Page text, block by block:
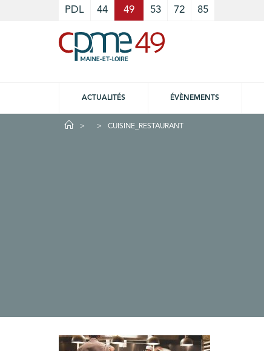
PDL 44 49 53 72 85
ACTUALITÉS ÉVÈNEMENTS
CUISINE_RESTAURANT
Cookies management panel